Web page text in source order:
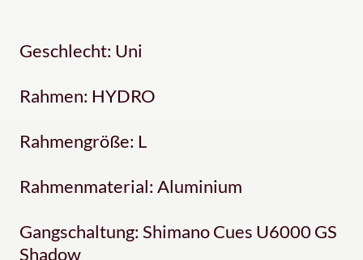
Geschlecht: Uni
Rahmen: HYDRO
Rahmengröße: L
Rahmenmaterial: Aluminium
Gangschaltung: Shimano Cues U6000 GS
Shadow